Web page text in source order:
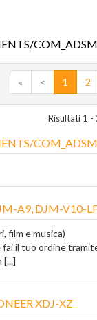
« < 1 2
Risultati 1 -
A9, DJM-V10-
film e musica)
il tuo ordine
[...]
XDJ-XZ